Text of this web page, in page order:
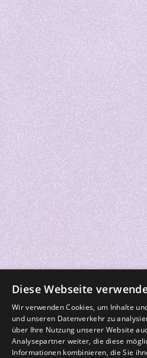
Diese Webseite
Wir verwenden Cookies, um Inhalte
und unseren Datenverkehr zu
über Ihre Nutzung unserer Website
Analysepartner weiter, die diese
Informationen kombinieren, die Sie